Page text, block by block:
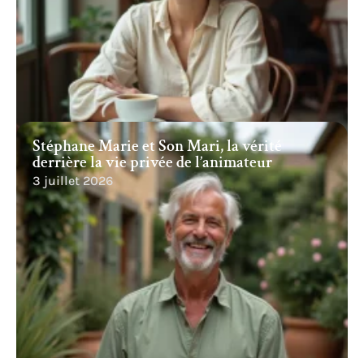
Stéphane Marie et Son Mari, la vérité
derrière la vie privée de l’animateur
3 juillet 2026